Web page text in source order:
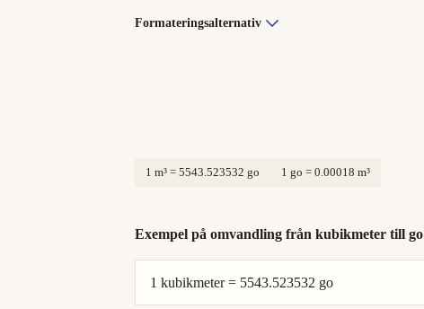
Formateringsalternativ
1 m³ = 5543.523532 go 1 go = 0.00018 m³
Exempel på omvandling från kubikmeter till go
1 kubikmeter = 5543.523532 go